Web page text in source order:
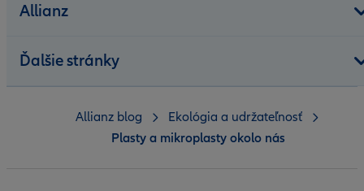
Allianz
Ďalšie stránky
Allianz blog
Ekológia a udržateľnosť
Plasty a mikroplasty okolo nás